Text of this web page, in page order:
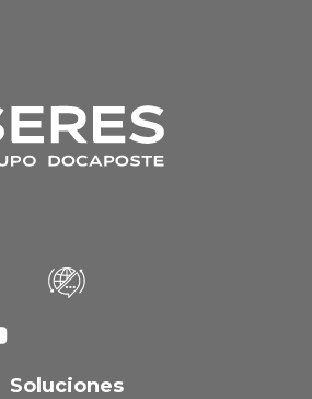
Soluciones